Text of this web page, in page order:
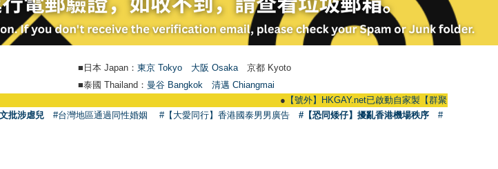
■日本 Japan： 東京 Tokyo 大阪 Osaka 京都 Kyoto
■泰國 Thailand： 曼谷 Bangkok
清邁 Chiangmai
【號外】HKGAY.net已啟動自家製【群聚Telegram群
批涉虐兒 #台灣地區通過同性婚姻 #【大愛同行】香港國泰男男廣告 #【恐同矮仔】擾亂香港機場秩序
#